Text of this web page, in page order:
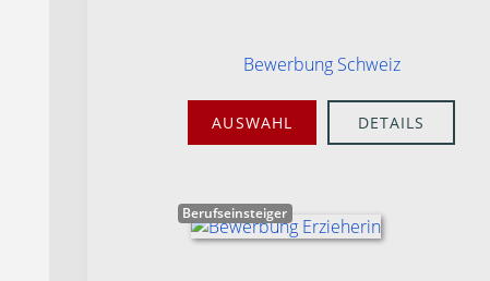
Bewerbung Schweiz
AUSWAHL DETAILS
Berufseinsteiger